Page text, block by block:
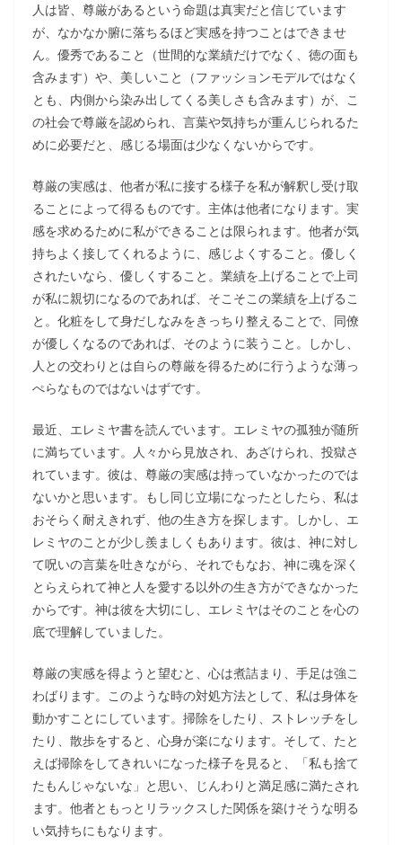
人は皆、尊厳があるという命題は真実だと信じています
が、なかなか腑に落ちるほど実感を持つことはできませ
ん。優秀であること（世間的な業績だけでなく、徳の面も
含みます）や、美しいこと（ファッションモデルではなく
とも、内側から染み出してくる美しさも含みます）が、こ
の社会で尊厳を認められ、言葉や気持ちが重んじられるた
めに必要だと、感じる場面は少なくないからです。
尊厳の実感は、他者が私に接する様子を私が解釈し受け取
ることによって得るものです。主体は他者になります。実
感を求めるために私ができることは限られます。他者が気
持ちよく接してくれるように、感じよくすること。優しく
されたいなら、優しくすること。業績を上げることで上司
が私に親切になるのであれば、そこそこの業績を上げるこ
と。化粧をして身だしなみをきっちり整えることで、同僚
が優しくなるのであれば、そのように装うこと。しかし、
人との交わりとは自らの尊厳を得るために行うような薄っ
ぺらなものではないはずです。
最近、エレミヤ書を読んでいます。エレミヤの孤独が随所
に満ちています。人々から見放され、あざけられ、投獄さ
れています。彼は、尊厳の実感は持っていなかったのでは
ないかと思います。もし同じ立場になったとしたら、私は
おそらく耐えきれず、他の生き方を探します。しかし、エ
レミヤのことが少し羨ましくもあります。彼は、神に対し
て呪いの言葉を吐きながら、それでもなお、神に魂を深く
とらえられて神と人を愛する以外の生き方ができなかった
からです。神は彼を大切にし、エレミヤはそのことを心の
底で理解していました。
尊厳の実感を得ようと望むと、心は煮詰まり、手足は強こ
わばります。このような時の対処方法として、私は身体を
動かすことにしています。掃除をしたり、ストレッチをし
たり、散歩をすると、心身が楽になります。そして、たと
えば掃除をしてきれいになった様子を見ると、「私も捨て
たもんじゃないな」と思い、じんわりと満足感に満たされ
ます。他者ともっとリラックスした関係を築けそうな明る
い気持ちにもなります。